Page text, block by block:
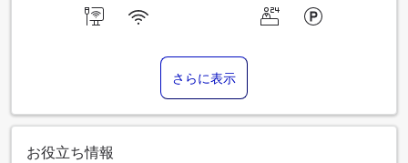
さらに表示
お役立ち情報